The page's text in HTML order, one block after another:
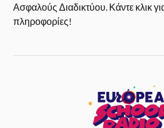
Ασφαλούς Διαδικτύου. Κάντε κλικ
πληροφορίες!